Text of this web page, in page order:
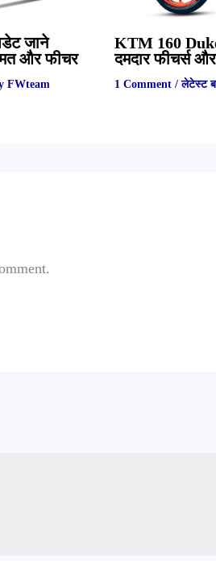
जाने
और फीचर
FWteam
KTM 160
दमदार फीचर्स
1 Comment /लेटेस्ट